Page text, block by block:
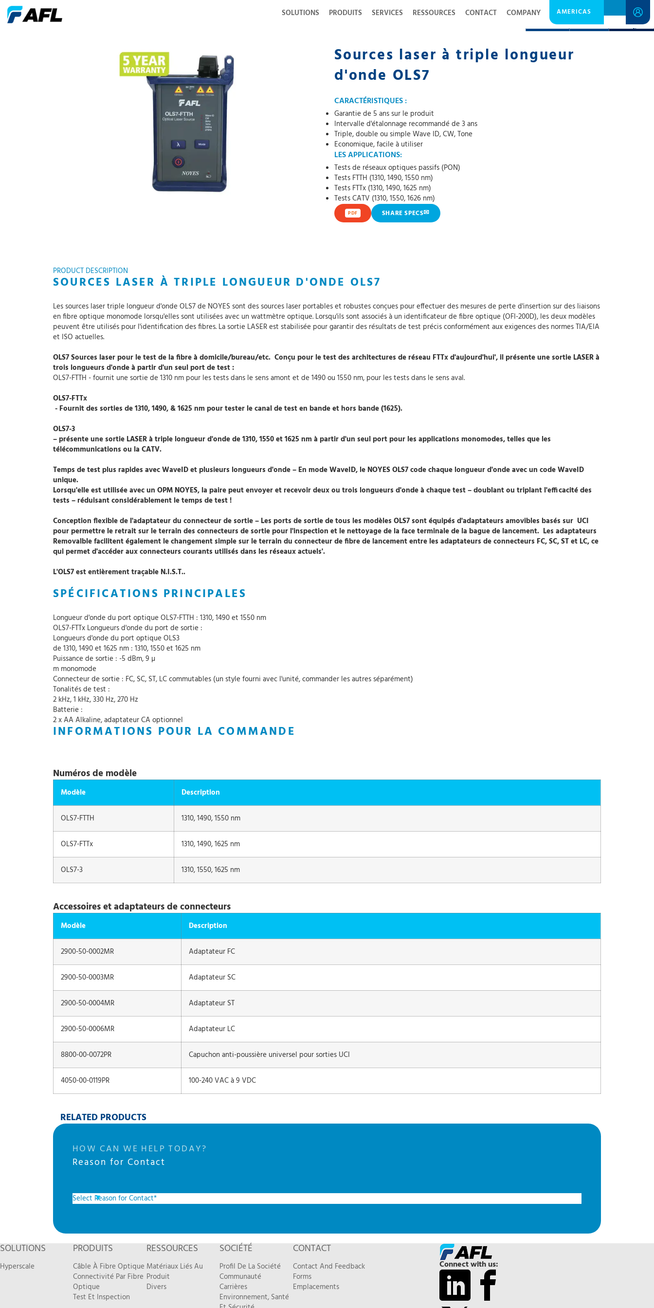
SOLUTIONS PRODUITS SERVICES RESSOURCES CONTACT COMPANY AMERICAS
DESCRIPTIONRESOURCESGET A QUOTE
Sources laser à triple longueur
d'onde OLS7
CARACTÉRISTIQUES :
Garantie de 5 ans sur le produit
Intervalle d'étalonnage recommandé de 3 ans
Triple, double ou simple Wave ID, CW, Tone
Economique, facile à utiliser
LES APPLICATIONS:
Tests de réseaux optiques passifs (PON)
Tests FTTH (1310, 1490, 1550 nm)
Tests FTTx (1310, 1490, 1625 nm)
Tests CATV (1310, 1550, 1626 nm)
PDF SHARE SPECS✉
PRODUCT DESCRIPTION
SOURCES LASER À TRIPLE LONGUEUR D'ONDE OLS7
Les sources laser triple longueur d'onde OLS7 de NOYES sont des sources laser portables et robustes conçues pour effectuer des mesures de perte d'insertion sur des liaisons
en fibre optique monomode lorsqu'elles sont utilisées avec un wattmètre optique. Lorsqu'ils sont associés à un identificateur de fibre optique (OFI-200D), les deux modèles
peuvent être utilisés pour l'identification des fibres. La sortie LASER est stabilisée pour garantir des résultats de test précis conformément aux exigences des normes TIA/EIA
et ISO actuelles.
OLS7 Sources laser pour le test de la fibre à domicile/bureau/etc. Conçu pour le test des architectures de réseau FTTx d'aujourd'hui', il présente une sortie LASER à
trois longueurs d'onde à partir d'un seul port de test :
OLS7-FTTH - fournit une sortie de 1310 nm pour les tests dans le sens amont et de 1490 ou 1550 nm, pour les tests dans le sens aval.
OLS7-FTTx
- Fournit des sorties de 1310, 1490, & 1625 nm pour tester le canal de test en bande et hors bande (1625).
OLS7-3
– présente une sortie LASER à triple longueur d'onde de 1310, 1550 et 1625 nm à partir d'un seul port pour les applications monomodes, telles que les
télécommunications ou la CATV.
Temps de test plus rapides avec WaveID et plusieurs longueurs d'onde – En mode WaveID, le NOYES OLS7 code chaque longueur d'onde avec un code WaveID
unique.
Lorsqu'elle est utilisée avec un OPM NOYES, la paire peut envoyer et recevoir deux ou trois longueurs d'onde à chaque test – doublant ou triplant l'efficacité des
tests – réduisant considérablement le temps de test !
Conception flexible de l'adaptateur du connecteur de sortie – Les ports de sortie de tous les modèles OLS7 sont équipés d'adaptateurs amovibles basés sur UCI
pour permettre le retrait sur le terrain des connecteurs de sortie pour l'inspection et le nettoyage de la face terminale de la bague de lancement. Les adaptateurs
Removalble facilitent également le changement simple sur le terrain du connecteur de fibre de lancement entre les adaptateurs de connecteurs FC, SC, ST et LC, ce
qui permet d'accéder aux connecteurs courants utilisés dans les réseaux actuels'.
L'OLS7 est entièrement traçable N.I.S.T..
SPÉCIFICATIONS PRINCIPALES
Longueur d'onde du port optique OLS7-FTTH : 1310, 1490 et 1550 nm
OLS7-FTTx Longueurs d'onde du port de sortie :
Longueurs d'onde du port optique OLS3
de 1310, 1490 et 1625 nm : 1310, 1550 et 1625 nm
Puissance de sortie : -5 dBm, 9 µ
m monomode
Connecteur de sortie : FC, SC, ST, LC commutables (un style fourni avec l'unité, commander les autres séparément)
Tonalités de test :
2 kHz, 1 kHz, 330 Hz, 270 Hz
Batterie :
2 x AA Alkaline, adaptateur CA optionnel
INFORMATIONS POUR LA COMMANDE
Numéros de modèle
Modèle Description
OLS7-FTTH 1310, 1490, 1550 nm
OLS7-FTTx 1310, 1490, 1625 nm
OLS7-3 1310, 1550, 1625 nm
Accessoires et adaptateurs de connecteurs
Modèle Description
2900-50-0002MR Adaptateur FC
2900-50-0003MR Adaptateur SC
2900-50-0004MR Adaptateur ST
2900-50-0006MR Adaptateur LC
8800-00-0072PR Capuchon anti-poussière universel pour sorties UCI
4050-00-0119PR 100-240 VAC à 9 VDC
RELATED PRODUCTS
HOW CAN WE HELP TODAY?
Reason for Contact
SOLUTIONS
Hyperscale
PRODUITS
Câble À Fibre Optique
Connectivité Par Fibre
Optique
Test Et Inspection
RESSOURCES
Matériaux Liés Au
Produit
Divers
SOCIÉTÉ
Profil De La Société
Communauté
Carrières
Environnement, Santé
CONTACT
Contact And Feedback
Forms
Emplacements
Connect with us: